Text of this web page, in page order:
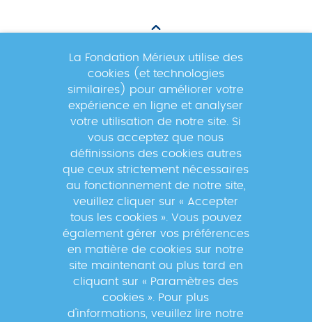
Newsletter
Inscrivez-vous à la newsletter pour
suivre les actualités du réseau GABRIEL
En s'inscrivant à la newsletter, vos données seront
traitées par la Fondation Mérieux pour vous envoyer des
informations sur nos activités et vous informer des
événements à venir. Pour plus d'informations, veuillez
Politique de confidentialité
La Fondation Mérieux utilise des
cookies (et technologies
similaires) pour améliorer votre
expérience en ligne et analyser
votre utilisation de notre site. Si
vous acceptez que nous
définissions des cookies autres
que ceux strictement nécessaires
au fonctionnement de notre site,
veuillez cliquer sur « Accepter
tous les cookies ». Vous pouvez
également gérer vos préférences
en matière de cookies sur notre
site maintenant ou plus tard en
cliquant sur « Paramètres des
cookies ». Pour plus
d'informations, veuillez lire notre